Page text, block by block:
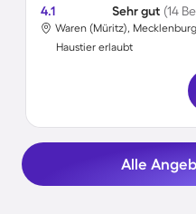
4.1 Sehr gut (14
Haustier erlaubt
Alle